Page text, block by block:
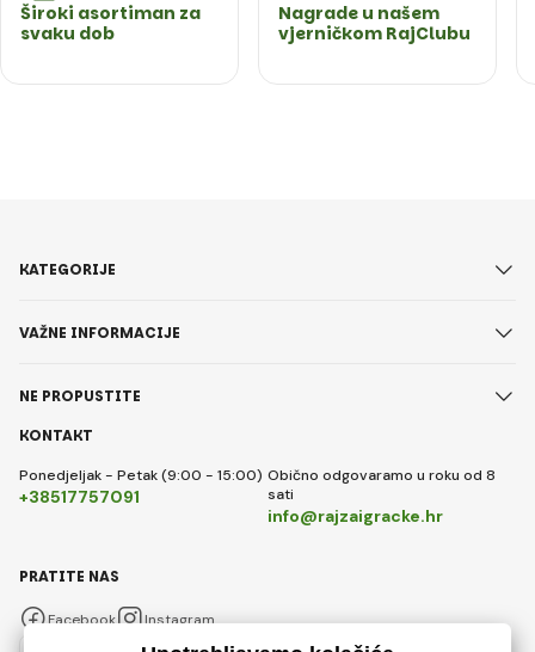
Široki asortiman za
svaku dob
Nagrade u našem
vjerničkom RajClubu
KONTAKT
Ponedjeljak - Petak (9:00 - 15:00)
+38517757091
Obično odgovaramo u roku od 8
sati
info@rajzaigracke.hr
KATEGORIJE
VAŽNE INFORMACIJE
NE PROPUSTITE
PRATITE NAS
Facebook Instagram